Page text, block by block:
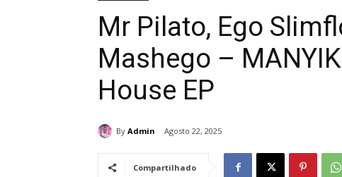
Mr Pilato, Ego
Mashego –
House EP
By Admin Agosto 22, 2025
Compartilhado